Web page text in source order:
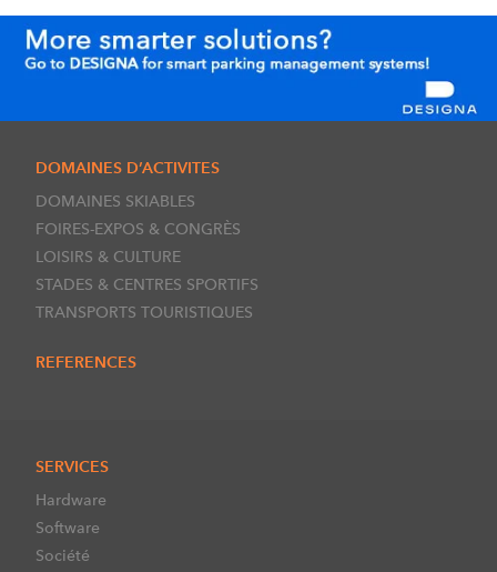
DOMAINES D’ACTIVITES
DOMAINES SKIABLES
FOIRES-EXPOS & CONGRÈS
LOISIRS & CULTURE
STADES & CENTRES SPORTIFS
TRANSPORTS TOURISTIQUES
REFERENCES
SERVICES
Hardware
Software
Société